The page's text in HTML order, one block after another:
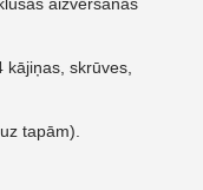
skrūves,
tapām).